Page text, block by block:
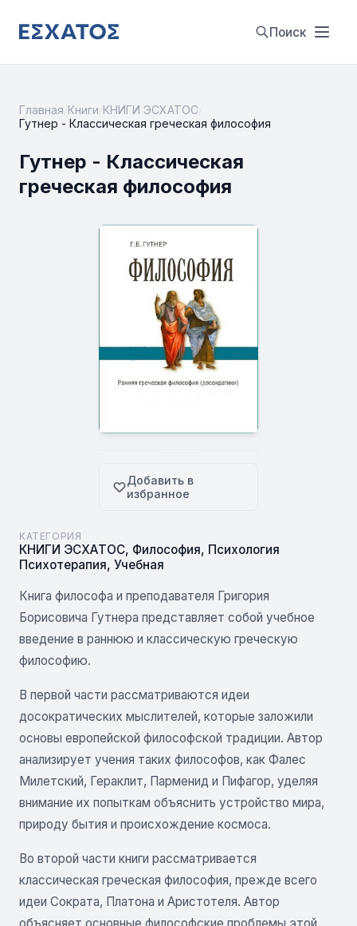
Поиск
Главная Книги КНИГИ ЭСХАТОС
Гутнер - Классическая греческая философия
Гутнер - Классическая
греческая философия
Добавить в
избранное
КАТЕГОРИЯ
КНИГИ ЭСХАТОС, Философия, Психология
Психотерапия, Учебная
Книга философа и преподавателя Григория
Борисовича Гутнера представляет собой учебное
введение в раннюю и классическую греческую
философию.
В первой части рассматриваются идеи
досократических мыслителей, которые заложили
основы европейской философской традиции. Автор
анализирует учения таких философов, как Фалес
Милетский, Гераклит, Парменид и Пифагор, уделяя
внимание их попыткам объяснить устройство мира,
природу бытия и происхождение космоса.
Во второй части книги рассматривается
классическая греческая философия, прежде всего
идеи Сократа, Платона и Аристотеля. Автор